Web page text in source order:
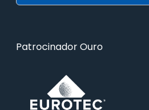
Patrocinador Ouro